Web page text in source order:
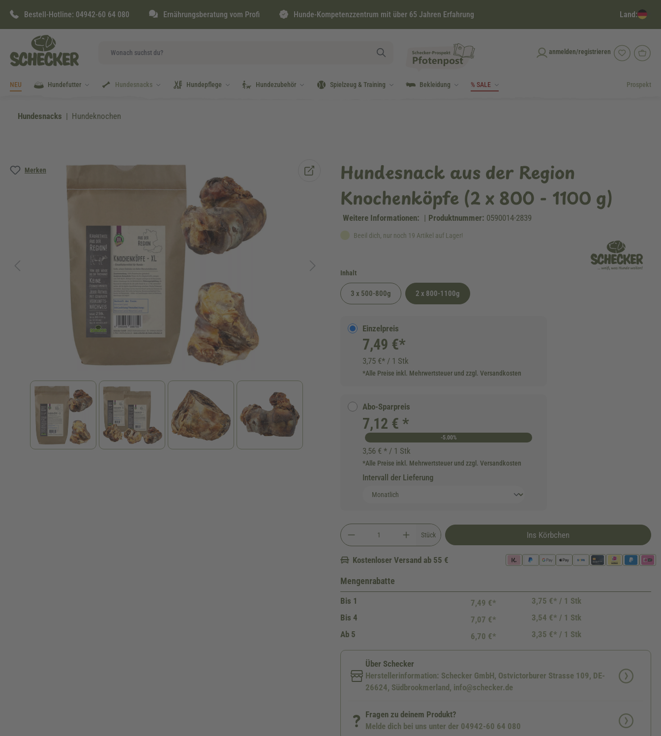
Zur Hauptnavigation springen
Bestell-Hotline: 04942-60 64 080 Ernährungsberatung vom Profi Hunde-Kompetenzzentrum mit über 65 Jahren Erfahrung Land:
anmelden/registrieren
NEU Hundefutter Hundesnacks Hundepflege Hundezubehör Spielzeug & Training Bekleidung % SALE Prospekt
Hundesnacks Hundeknochen
Merken
Bildergalerie überspringen
Hundesnack aus der Region
Knochenköpfe (2 x 800 - 1100 g)
Weitere Informationen: | Produktnummer: 0590014-2839
Beeil dich, nur noch 19 Artikel auf Lager!
Inhaltauswählen
3 x 500-800g 2 x 800-1100g
Einzelpreis
7,49 €*
3,75 €* / 1 Stk
*Alle Preise inkl. Mehrwertsteuer und zzgl. Versandkosten
Abo-Sparpreis
7,12 € *
-5.00%
3,56 € * / 1 Stk
*Alle Preise inkl. Mehrwertsteuer und zzgl. Versandkosten
Intervall der Lieferung
Stück Ins Körbchen
Kostenloser Versand ab 55 €
Mengenrabatte
Bis 1 7,49 €*
3,75 €* / 1 Stk
Bis 4 7,07 €*
3,54 €* / 1 Stk
Ab 5 6,70 €* 3,35 €* / 1 Stk
Über Schecker
Herstellerinformation: Schecker GmbH, Ostvictorburer Strasse 109, DE-
26624, Südbrookmerland, info@schecker.de
Fragen zu deinem Produkt?
Melde dich bei uns unter der 04942-60 64 080